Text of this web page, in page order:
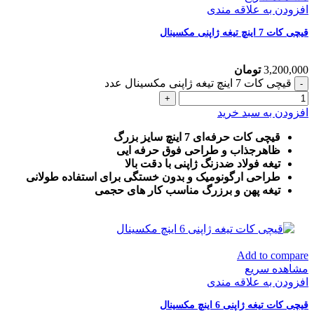
افزودن به علاقه مندی
قیچی کات 7 اینچ تیغه ژاپنی مکسینال
3,200,000 تومان
قیچی کات 7 اینچ تیغه ژاپنی مکسینال عدد
افزودن به سبد خرید
قیچی کات حرفه‌ای 7 اینچ سایز بزرگ
ظاهرجذاب و طراحی فوق حرفه ایی
تیغه فولاد ضدزنگ ژاپنی با دقت بالا
طراحی ارگونومیک و بدون خستگی برای استفاده طولانی
تیغه پهن و برزرگ مناسب کار های حجمی
Add to compare
مشاهده سریع
افزودن به علاقه مندی
قیچی کات تیغه ژاپنی 6 اینچ مکسینال